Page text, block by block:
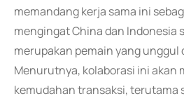
memandang kerja sama ini
mengingat China dan Indonesia
merupakan pemain yang unggul
Menurutnya, kolaborasi ini akan
kemudahan transaksi, terutama